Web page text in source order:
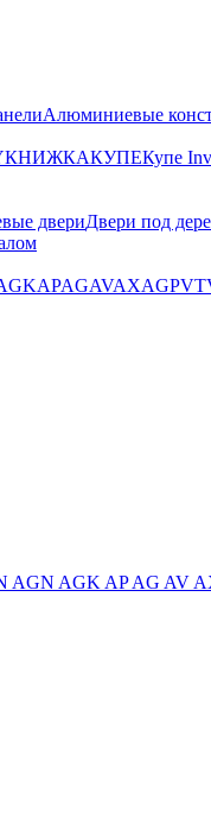
Алюминиевые
КНИЖКАКУПЕКупе
двериДвери под
APAGAVAXAGPVT
AGN AGK AP AG AV